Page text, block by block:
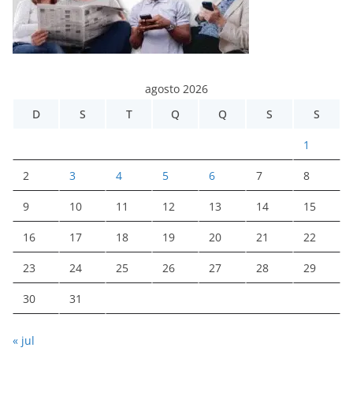
agosto 2026
D
S T Q Q S S
1
2 3 4 5 6 7 8
9 10 11 12 13 14 15
16 17 18 19 20 21 22
23 24 25 26 27 28 29
30 31
« jul